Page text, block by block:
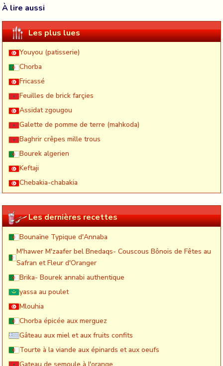
À lire aussi
Les plus lues
Youyou (patisserie)
Chorba
Fricassé
Feuilles de brick farçies
Assidat zgougou
Galette de pomme de terre (mahkoda)
Baghrir crêpes mille trous
Bourek algerien
Keftaji
Chebakia-chabakia
Les dernières recettes
Bounaïne Typique d'Annaba
M'hawer M'zaafer bel Bnedaqs- Couscous Bônois de Fêtes au
Safran et Fleur d'Oranger
Brika- Bourek annabi authentique
yassa au poulet
Mlouhia
Chorba épicée aux merguez
Gâteau aux miel et aux fruits confits
Tourte à la viande aux épinards et aux oeufs
Gateau de semoule à l'orange